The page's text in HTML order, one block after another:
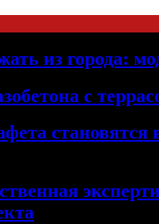
из города:
с
становятся